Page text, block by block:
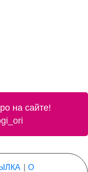
на сайте!
О